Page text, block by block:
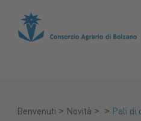
Benvenuti > Novità > > Pali di